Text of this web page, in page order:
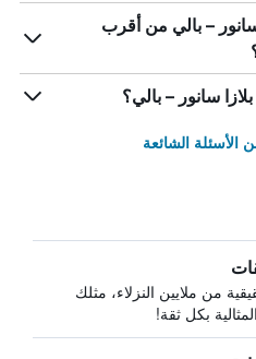
– بالي من أقرب
سانور – بالي؟
الشائعة
من ملايين النزلاء، مثلك
بكل ثقة!